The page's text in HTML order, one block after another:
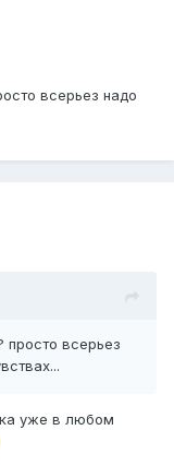
всерьез надо
просто всерьез
уже в любом